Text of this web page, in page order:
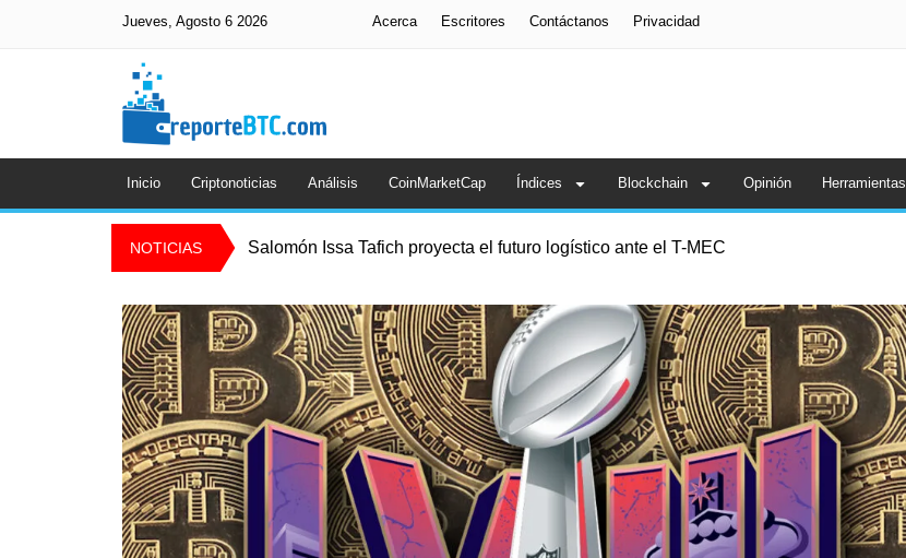
Jueves, Agosto 6 2026 Acerca Escritores Contáctanos Privacidad
Inicio Criptonoticias Análisis CoinMarketCap Índices Blockchain Opinión Herramientas
NOTICIAS Salomón Issa Tafich proyecta el futuro logístico ante el T-MEC